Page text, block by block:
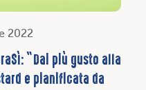
2022
“Dai più gusto alla
e pianificata da